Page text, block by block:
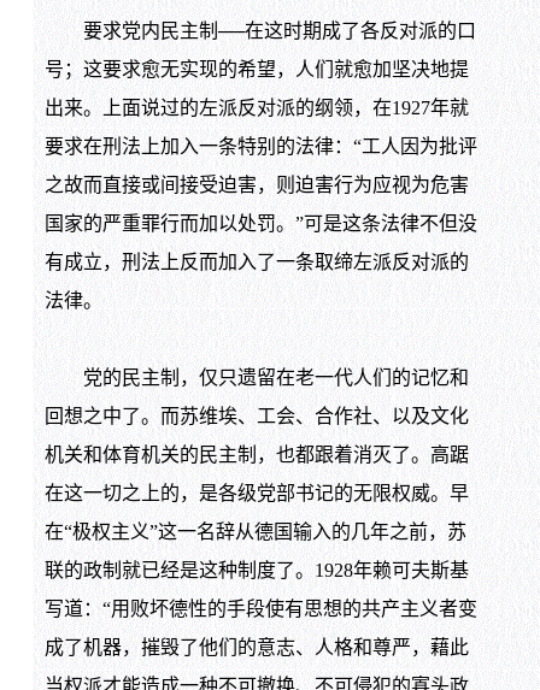
要求党内民主制──在这时期成了各反对派的口
号；这要求愈无实现的希望，人们就愈加坚决地提
出来。上面说过的左派反对派的纲领，在1927年就
要求在刑法上加入一条特别的法律：“工人因为批评
之故而直接或间接受迫害，则迫害行为应视为危害
国家的严重罪行而加以处罚。”可是这条法律不但没
有成立，刑法上反而加入了一条取缔左派反对派的
法律。
党的民主制，仅只遗留在老一代人们的记忆和
回想之中了。而苏维埃、工会、合作社、以及文化
机关和体育机关的民主制，也都跟着消灭了。高踞
在这一切之上的，是各级党部书记的无限权威。早
在“极权主义”这一名辞从德国输入的几年之前，苏
联的政制就已经是这种制度了。1928年赖可夫斯基
写道：“用败坏德性的手段使有思想的共产主义者变
成了机器，摧毁了他们的意志、人格和尊严，藉此